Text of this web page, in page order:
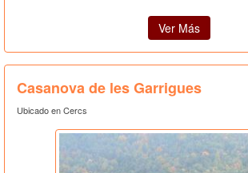
Ver Más
Casanova de les Garrigues
Ubicado en Cercs